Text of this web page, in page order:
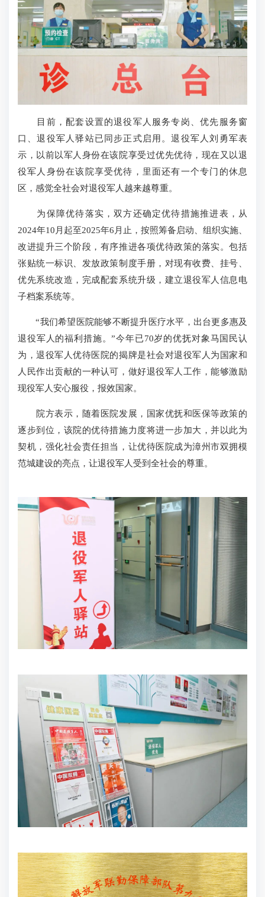
目前，配套设置的退役军人服务专岗、优先服务窗
口、退役军人驿站已同步正式启用。退役军人刘勇军表
示，以前以军人身份在该院享受过优先优待，现在又以退
役军人身份在该院享受优待，里面还有一个专门的休息
区，感觉全社会对退役军人越来越尊重。
为保障优待落实，双方还确定优待措施推进表，从
2024年10月起至2025年6月止，按照筹备启动、组织实施、
改进提升三个阶段，有序推进各项优待政策的落实。包括
张贴统一标识、发放政策制度手册，对现有收费、挂号、
优先系统改造，完成配套系统升级，建立退役军人信息电
子档案系统等。
“我们希望医院能够不断提升医疗水平，出台更多惠及
退役军人的福利措施。”今年已70岁的优抚对象马国民认
为，退役军人优待医院的揭牌是社会对退役军人为国家和
人民作出贡献的一种认可，做好退役军人工作，能够激励
现役军人安心服役，报效国家。
院方表示，随着医院发展，国家优抚和医保等政策的
逐步到位，该院的优待措施力度将进一步加大，并以此为
契机，强化社会责任担当，让优待医院成为漳州市双拥模
范城建设的亮点，让退役军人受到全社会的尊重。